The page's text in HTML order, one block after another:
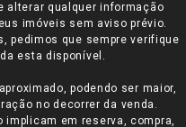
alterar qualquer informação
imóveis sem aviso prévio.
pedimos que sempre verifique
esta disponível.
podendo ser maior,
no decorrer da venda.
em reserva, compra,